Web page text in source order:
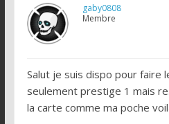
gaby0808
Membre
Salut je suis dispo pour faire
seulement prestige 1 mais
la carte comme ma poche